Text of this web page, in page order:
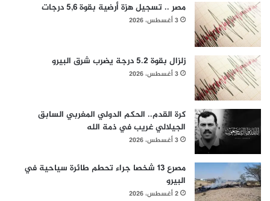
مصر .. تسجيل هزة أرضية بقوة 5,6 درجات
3 أغسطس، 2026
زلزال بقوة 5.2 درجة يضرب شرق البيرو
3 أغسطس، 2026
كرة القدم.. الحكم الدولي المغربي السابق
الجيلالي غريب في ذمة الله
3 أغسطس، 2026
مصرع 13 شخصا جراء تحطم طائرة سياحية في
البيرو
2 أغسطس، 2026